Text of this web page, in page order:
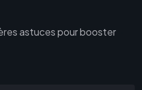
astuces pour booster